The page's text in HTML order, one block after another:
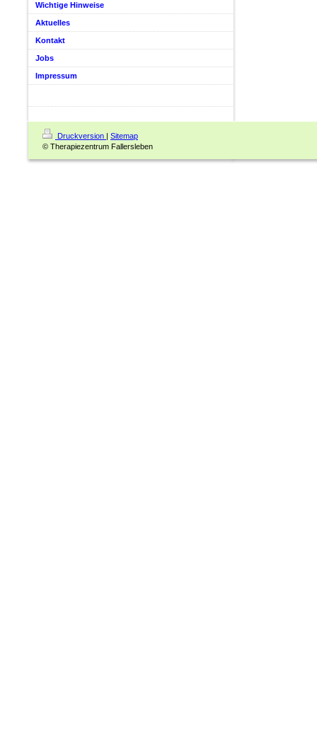
Wichtige Hinweise
Aktuelles
Kontakt
Jobs
Impressum
Druckversion | Sitemap
© Therapiezentrum Fallersleben